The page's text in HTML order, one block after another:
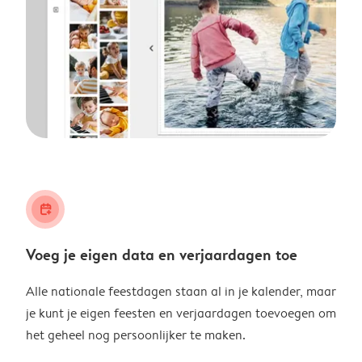
calendar_plus
Voeg je eigen data en verjaardagen toe
Alle nationale feestdagen staan al in je kalender, maar
je kunt je eigen feesten en verjaardagen toevoegen om
het geheel nog persoonlijker te maken.